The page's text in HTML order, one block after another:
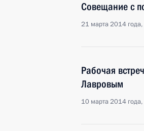
Совещание с
21 марта 2014
Рабочая
Лавровым
10 марта 2014